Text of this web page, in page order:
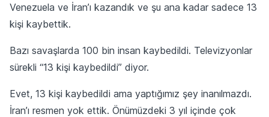
Venezuela ve İran’ı kazandık ve şu ana kadar sadece 13
kişi kaybettik.
Bazı savaşlarda 100 bin insan kaybedildi. Televizyonlar
sürekli “13 kişi kaybedildi” diyor.
Evet, 13 kişi kaybedildi ama yaptığımız şey inanılmazdı.
İran’ı resmen yok ettik. Önümüzdeki 3 yıl içinde çok